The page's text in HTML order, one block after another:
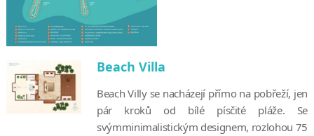
Beach Villa
Beach Villy se nacházejí přímo na pobřeží, jen
pár kroků od bílé písčité pláže. Se
svýmminimalistickým designem, rozlohou 75